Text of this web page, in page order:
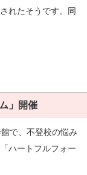
れたそうです。同
」開催
で、不登校の悩み
ハートフルフォー